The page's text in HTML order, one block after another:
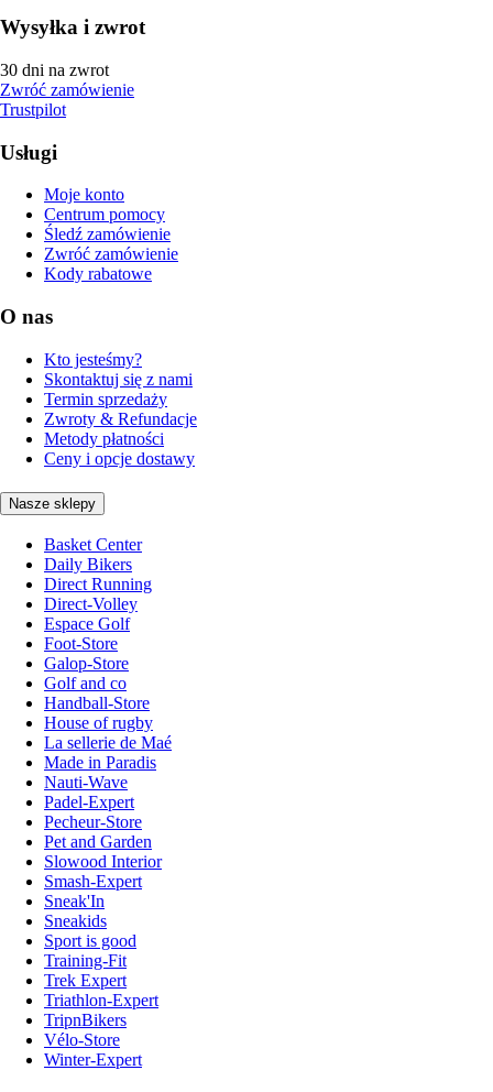
Wysyłka i zwrot
30 dni na zwrot
Zwróć zamówienie
Trustpilot
Usługi
Moje konto
Centrum pomocy
Śledź zamówienie
Zwróć zamówienie
Kody rabatowe
O nas
Kto jesteśmy?
Skontaktuj się z nami
Termin sprzedaży
Zwroty & Refundacje
Metody płatności
Ceny i opcje dostawy
Nasze sklepy
Basket Center
Daily Bikers
Direct Running
Direct-Volley
Espace Golf
Foot-Store
Galop-Store
Golf and co
Handball-Store
House of rugby
La sellerie de Maé
Made in Paradis
Nauti-Wave
Padel-Expert
Pecheur-Store
Pet and Garden
Slowood Interior
Smash-Expert
Sneak'In
Sneakids
Sport is good
Training-Fit
Trek Expert
Triathlon-Expert
TripnBikers
Vélo-Store
Winter-Expert